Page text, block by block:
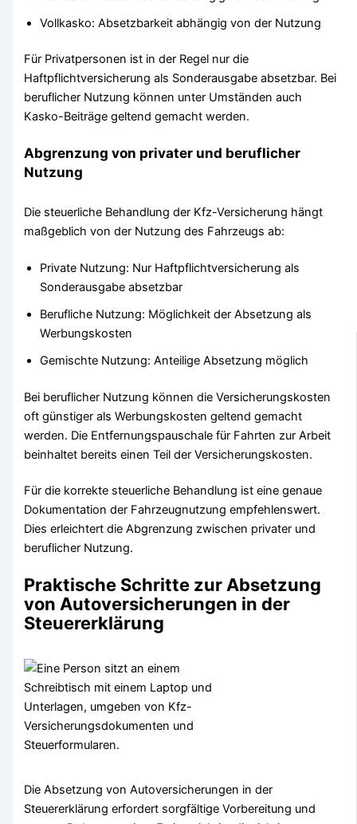
Vollkasko: Absetzbarkeit abhängig von der Nutzung
Für Privatpersonen ist in der Regel nur die
Haftpflichtversicherung als Sonderausgabe absetzbar. Bei
beruflicher Nutzung können unter Umständen auch
Kasko-Beiträge geltend gemacht werden.
Abgrenzung von privater und beruflicher
Nutzung
Die steuerliche Behandlung der Kfz-Versicherung hängt
maßgeblich von der Nutzung des Fahrzeugs ab:
Private Nutzung: Nur Haftpflichtversicherung als
Sonderausgabe absetzbar
Berufliche Nutzung: Möglichkeit der Absetzung als
Werbungskosten
Gemischte Nutzung: Anteilige Absetzung möglich
Bei beruflicher Nutzung können die Versicherungskosten
oft günstiger als Werbungskosten geltend gemacht
werden. Die Entfernungspauschale für Fahrten zur Arbeit
beinhaltet bereits einen Teil der Versicherungskosten.
Für die korrekte steuerliche Behandlung ist eine genaue
Dokumentation der Fahrzeugnutzung empfehlenswert.
Dies erleichtert die Abgrenzung zwischen privater und
beruflicher Nutzung.
Praktische Schritte zur Absetzung
von Autoversicherungen in der
Steuererklärung
Die Absetzung von Autoversicherungen in der
Steuererklärung erfordert sorgfältige Vorbereitung und